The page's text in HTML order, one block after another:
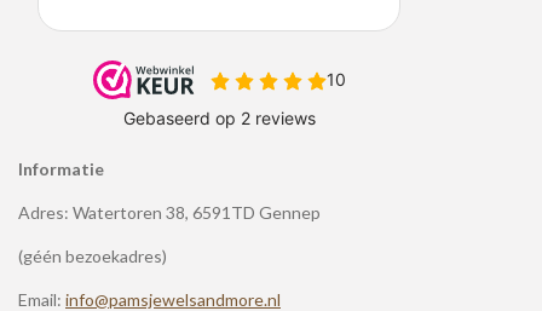
Informatie
Adres: Watertoren 38, 6591TD Gennep
(géén bezoekadres)
Email: info@pamsjewelsandmore.nl